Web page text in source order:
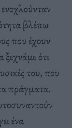
βλέπω
που έχουν
ξεχνάμε ότι
του, που
πράγματα.
ένα